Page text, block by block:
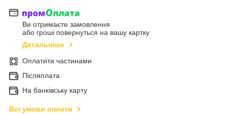
Ви отримаєте замовлення
або гроші повернуться на вашу картку
Детальніше
Оплатити частинами
Післяплата
На банківську карту
Всі умови оплати